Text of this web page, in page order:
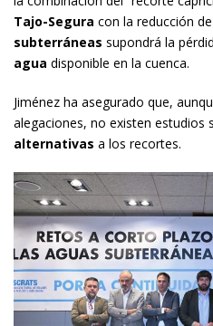
Tajo-Segura con la reducción
subterráneas supondrá la
agua disponible en la cuenca.
Jiménez ha asegurado que,
alegaciones, no existen estudios
alternativas a los recortes.